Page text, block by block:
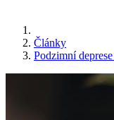
Články
Podzimní